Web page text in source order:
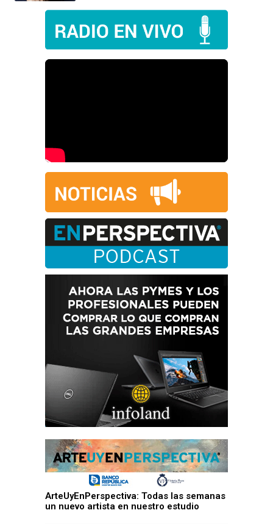
ArteUyEnPerspectiva: Todas las semanas
un nuevo artista en nuestro estudio